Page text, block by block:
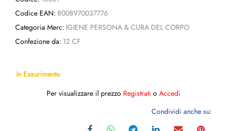
Codice EAN: 8008970037776
Categoria Merc: IGIENE PERSONA & CURA DEL CORPO
Confezione da: 12 CF
In Esaurimento
Per visualizzare il prezzo Registrati o Accedi
Condividi anche su: